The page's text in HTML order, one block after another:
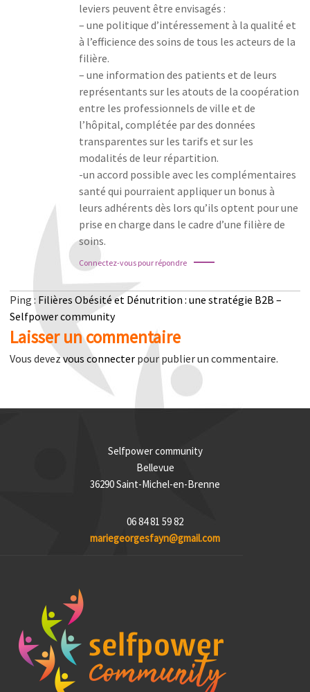
leviers peuvent être envisagés :
– une politique d’intéressement à la qualité et
à l’efficience des soins de tous les acteurs de la
filière.
– une information des patients et de leurs
représentants sur les atouts de la coopération
entre les professionnels de ville et de
l’hôpital, complétée par des données
transparentes sur les tarifs et sur les
modalités de leur répartition.
-un accord possible avec les complémentaires
santé qui pourraient appliquer un bonus à
leurs adhérents dès lors qu’ils optent pour une
prise en charge dans le cadre d’une filière de
soins.
Connectez-vous pour répondre
Ping : Filières Obésité et Dénutrition : une stratégie B2B –
Selfpower community
Laisser un commentaire
Vous devezvous connecter pour publier un commentaire.
Selfpower community
Bellevue
36290 Saint-Michel-en-Brenne
06 84 81 59 82
mariegeorgesfayn@gmail.com